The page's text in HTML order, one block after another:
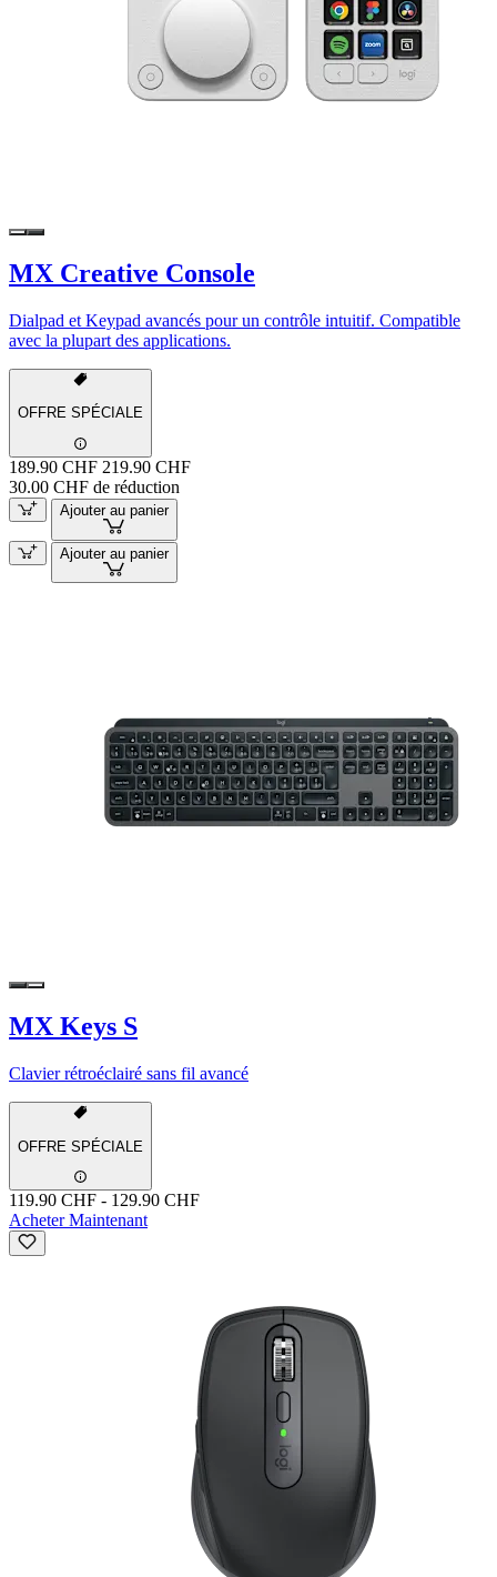
MX Creative Console
Dialpad et Keypad avancés pour un contrôle intuitif. Compatible
avec la plupart des applications.
OFFRE SPÉCIALE
189.90 CHF 219.90 CHF
30.00 CHF de réduction
Ajouter au panier
Ajouter au panier
MX Keys S
Clavier rétroéclairé sans fil avancé
OFFRE SPÉCIALE
119.90 CHF - 129.90 CHF
Acheter Maintenant